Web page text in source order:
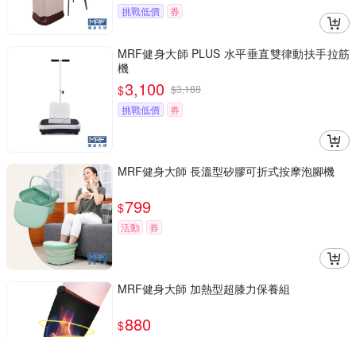
挑戰低價 券
MRF健身大師 PLUS ⽔平垂直雙律動扶⼿拉筋
機
$3,100 $3,188
挑戰低價
券
MRF健身大師 長溫型矽膠可折式按摩泡腳機
$799
活動 券
MRF健身大師 加熱型超膝力保養組
$880